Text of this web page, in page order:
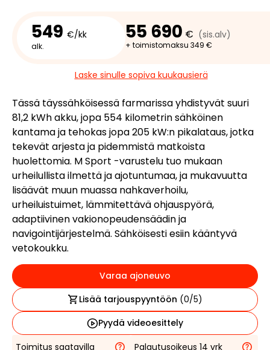
549 €/kk
alk.
55 690 € (sis.alv)
+ toimistomaksu 349 €
Laske sinulle sopiva kuukausierä
Tässä täyssähköisessä farmarissa yhdistyvät suuri
81,2 kWh akku, jopa 554 kilometrin sähköinen
kantama ja tehokas jopa 205 kW:n pikalataus, jotka
tekevät arjesta ja pidemmistä matkoista
huolettomia. M Sport -varustelu tuo mukaan
urheilullista ilmettä ja ajotuntumaa, ja mukavuutta
lisäävät muun muassa nahkaverhoilu,
urheiluistuimet, lämmitettävä ohjauspyörä,
adaptiivinen vakionopeudensäädin ja
navigointijärjestelmä. Sähköisesti esiin kääntyvä
vetokoukku.
Varaa ajoneuvo
Lisää tarjouspyyntöön (0/5)
Pyydä videoesittely
Toimitus saatavilla
Palautusoikeus 14 vrk